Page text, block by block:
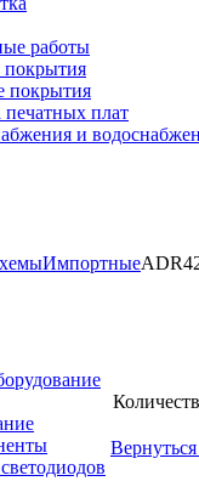
работы
покрытия
покрытия
плат
и
Импортные
Вернуться